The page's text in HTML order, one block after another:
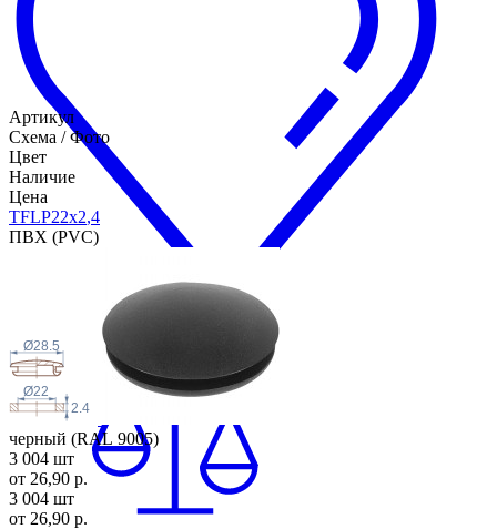
Артикул
Схема / Фото
Цвет
Наличие
Цена
TFLP22x2,4
ПВХ (PVC)
Ø28.5
Ø22
2.4
черный (RAL 9005)
3 004 шт
от 26,90 р.
3 004 шт
от 26,90 р.